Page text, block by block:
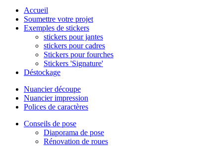
Accueil
Soumettre votre projet
Exemples de stickers
stickers pour jantes
stickers pour cadres
Stickers pour fourches
Stickers 'Signature'
Déstockage
Nuancier découpe
Nuancier impression
Polices de caractères
Conseils de pose
Diaporama de pose
Rénovation de roues